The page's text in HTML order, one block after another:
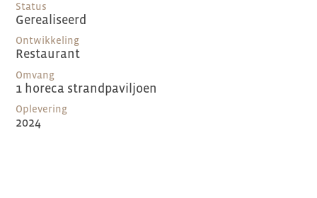
Status
Gerealiseerd
Ontwikkeling
Restaurant
Omvang
1 horeca strandpaviljoen
Oplevering
2024